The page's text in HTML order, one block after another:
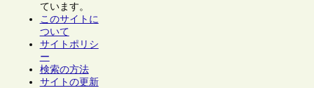
ています。
このサイトに
ついて
サイトポリシ
ー
検索の方法
サイトの更新